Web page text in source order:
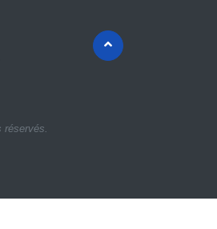
réservés.